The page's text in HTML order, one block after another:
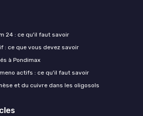
24 : ce qu'il faut savoir
: ce que vous devez savoir
à Pondimax
actifs : ce qu'il faut savoir
et du cuivre dans les oligosols